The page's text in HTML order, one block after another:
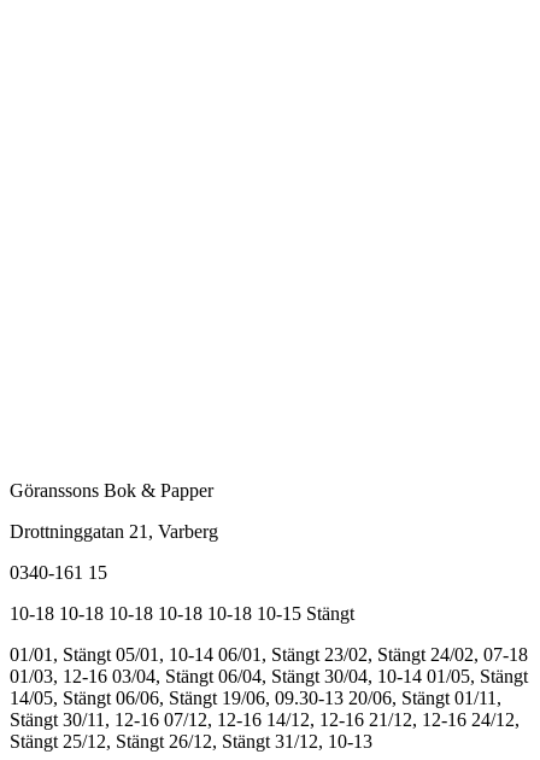
Göranssons Bok & Papper
Drottninggatan 21 , Varberg
0340-161 15
10-18 10-18 10-18 10-18 10-18 10-15 Stängt
01/01, Stängt 05/01, 10-14 06/01, Stängt 23/02, Stängt 24/02, 07-18
01/03, 12-16 03/04, Stängt 06/04, Stängt 30/04, 10-14 01/05, Stängt
14/05, Stängt 06/06, Stängt 19/06, 09.30-13 20/06, Stängt 01/11,
Stängt 30/11, 12-16 07/12, 12-16 14/12, 12-16 21/12, 12-16 24/12,
Stängt 25/12, Stängt 26/12, Stängt 31/12, 10-13